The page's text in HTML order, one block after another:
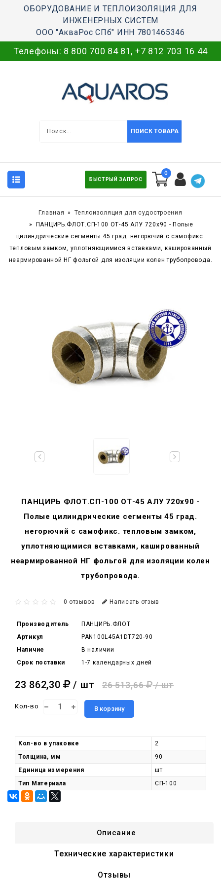
ОБОРУДОВАНИЕ И ТЕПЛОИЗОЛЯЦИЯ ДЛЯ
ИНЖЕНЕРНЫХ СИСТЕМ
ООО "АкваРос СПб" ИНН 7801465346
Телефоны: 8 800 700 84 81, +7 812 703 16 44
ПОИСК ТОВАРА
БЫСТРЫЙ ЗАПРОС
0
Главная
Теплоизоляция для судостроения
ПАНЦИРЬ.ФЛОТ.СП-100 ОТ-45 АЛУ 720x90 - Полые
цилиндрические сегменты 45 град. негорючий c самофикс.
тепловым замком, уплотняющимися вставками, кашированный
неармированной НГ фольгой для изоляции колен трубопровода.
ПАНЦИРЬ ФЛОТ.СП-100 ОТ-45 АЛУ 720x90 -
Полые цилиндрические сегменты 45 град.
негорючий c самофикс. тепловым замком,
уплотняющимися вставками, кашированный
неармированной НГ фольгой для изоляции колен
трубопровода.
0 отзывов Написать отзыв
Производитель
ПАНЦИРЬ.ФЛОТ
Артикул
PAN100L45A1DT720-90
Наличие
В наличии
Срок поставки
1-7 календарных дней
23 862,30 / шт 26 513,66 / шт
Кол-во В корзину
Кол-во в упаковке
2
Толщина, мм
90
Единица измерения
шт
Тип Материала
СП-100
Описание
Технические характеристики
Отзывы